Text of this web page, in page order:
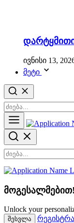
ივნისი 13,
მეტი
მოგესალმებით!
Unlock your
შესვლა